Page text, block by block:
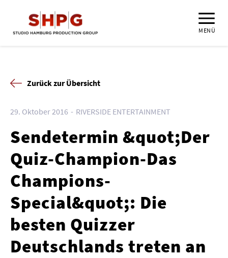
MENÜ
Zurück zur Übersicht
29. Oktober 2016 RIVERSIDE ENTERTAINMENT
Sendetermin &quot;Der
Quiz-Champion-Das
Champions-
Special&quot;: Die
besten Quizzer
Deutschlands treten an